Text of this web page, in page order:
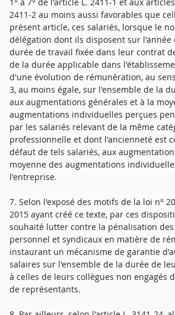
2411-2 au moins aussi favorables que
présent article, ces salariés, lorsque le
délégation dont ils disposent sur l'année
durée de travail fixée dans leur contrat
de la durée applicable dans
d'une évolution de rémunération, au
3, au moins égale, sur l'ensemble de la
aux augmentations générales et à la
augmentations individuelles perçues
par les salariés relevant de la même
professionnelle et dont l'ancienneté est
défaut de tels salariés, aux
moyenne des augmentations
l'entreprise.
7. Selon l'exposé des motifs de la loi n°
2015 ayant créé ce texte, par ces
souhaité lutter contre la pénalisation
personnel et syndicaux en matière de
instaurant un mécanisme de garantie
salaires sur l'ensemble de la durée de
à celles de leurs collègues non engagés
de représentants.